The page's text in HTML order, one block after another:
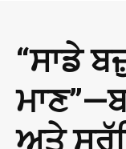
“ਸਾਡੇ
ਅਤੇ